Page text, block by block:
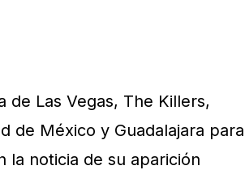
de Las Vegas, The Killers,
de México y Guadalajara para
la noticia de su aparición